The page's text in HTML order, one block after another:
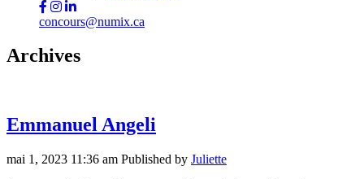
concours@numix.ca
Archives
Emmanuel Angeli
mai 1, 2023 11:36 am Published by Juliette